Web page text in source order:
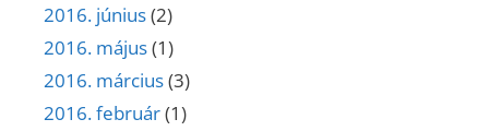
2016. június(2)
2016. május(1)
2016. március(3)
2016. február(1)